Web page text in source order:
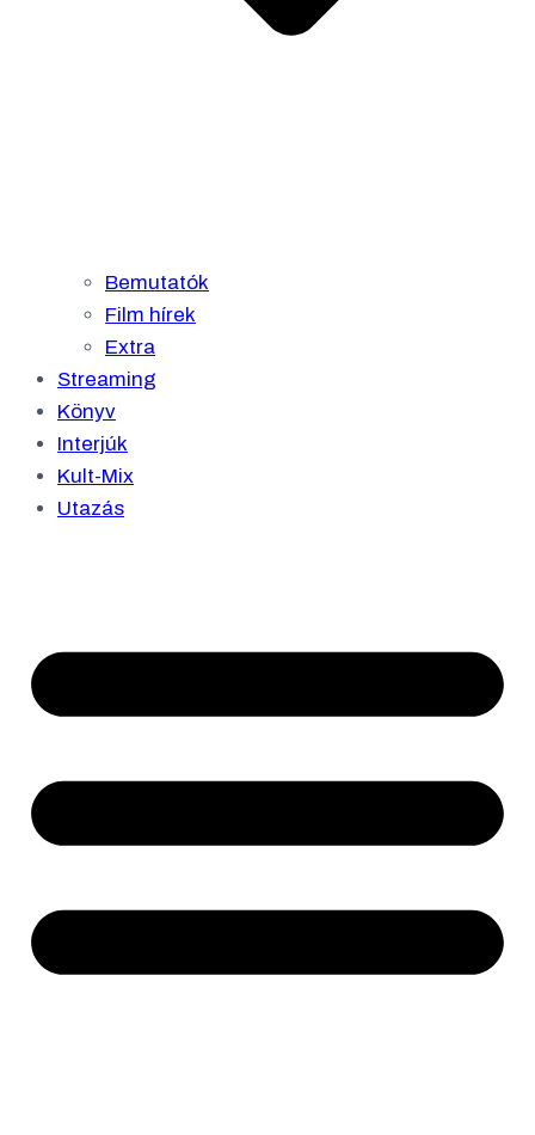
Bemutatók
Film hírek
Extra
Streaming
Könyv
Interjúk
Kult-Mix
Utazás